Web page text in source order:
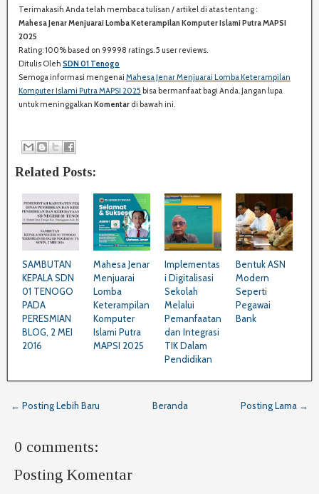
Terimakasih Anda telah membaca tulisan / artikel di atas tentang :
Mahesa Jenar Menjuarai Lomba Keterampilan Komputer Islami Putra MAPSI
2025
Rating:100% based on 99998 ratings.5 user reviews.
Ditulis Oleh SDN 01 Tenogo
Semoga informasi mengenai Mahesa Jenar Menjuarai Lomba Keterampilan
Komputer Islami Putra MAPSI 2025 bisa bermanfaat bagi Anda. Jangan lupa
untuk meninggalkan Komentar di bawah ini.
Related Posts:
SAMBUTAN
KEPALA SDN
01 TENOGO
PADA
PERESMIAN
BLOG, 2 MEI
2016
Mahesa Jenar
Menjuarai
Lomba
Keterampilan
Komputer
Islami Putra
MAPSI 2025
Implementas
i Digitalisasi
Sekolah
Melalui
Pemanfaatan
dan Integrasi
TIK Dalam
Pendidikan
Bentuk ASN
Modern
Seperti
Pegawai
Bank
← Posting Lebih Baru Posting Lama →
Beranda
0 comments:
Posting Komentar